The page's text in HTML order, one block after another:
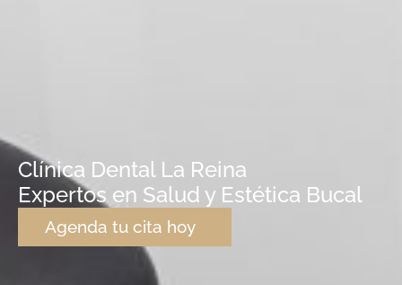
Clínica Dental La Reina
Expertos en Salud y Estética Bucal
Agenda tu cita hoy